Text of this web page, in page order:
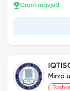
Grant mavjud
Mirzo